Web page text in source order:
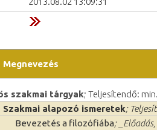
Megnevezés
szakmai tárgyak; Teljesítendő:
Szakmai alapozó ismeretek;
Bevezetés a filozófiába;